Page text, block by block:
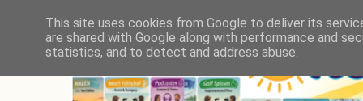
This site uses cookies from Google to deliver its
are shared with Google along with performance and
statistics, and to detect and address abuse.